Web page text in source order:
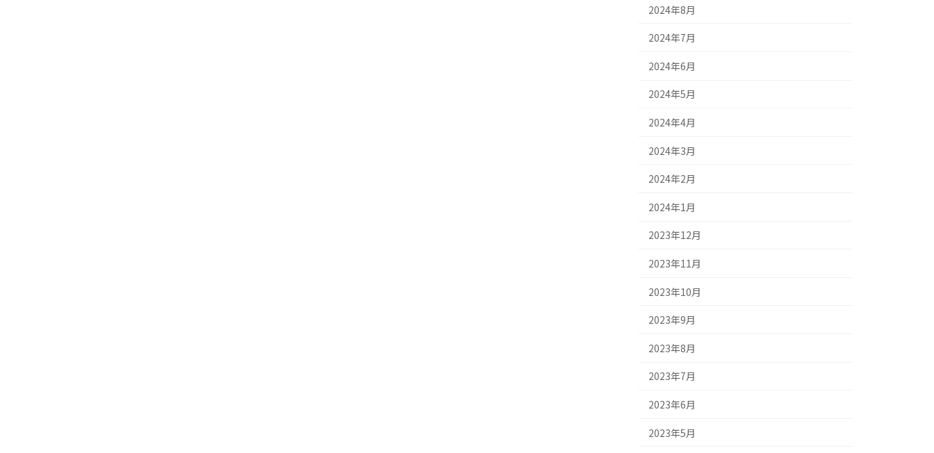
2024年8月
2024年7月
2024年6月
2024年5月
2024年4月
2024年3月
2024年2月
2024年1月
2023年12月
2023年11月
2023年10月
2023年9月
2023年8月
2023年7月
2023年6月
2023年5月